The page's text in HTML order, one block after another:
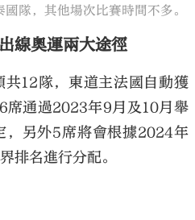
隊，其他場次比賽時間不多。
線奧運兩大途徑
共12隊，東道主法國自動獲
席通過2023年9月及10月舉
，另外5席將會根據2024年
排名進行分配。